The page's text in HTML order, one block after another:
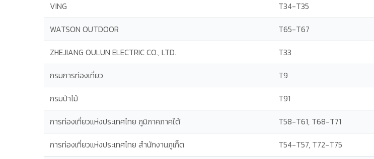
VING
T34-T35
WATSON OUTDOOR
T65-T67
ZHEJIANG OULUN ELECTRIC CO., LTD.
T33
กรมการท่องเที่ยว
T9
กรมป่าไม้
T91
การท่องเที่ยวแห่งประเทศไทย ภูมิภาคภาคใต้
T58-T61, T68-T71
การท่องเที่ยวแห่งประเทศไทย สำนักงานภูเก็ต
T54-T57, T72-T75